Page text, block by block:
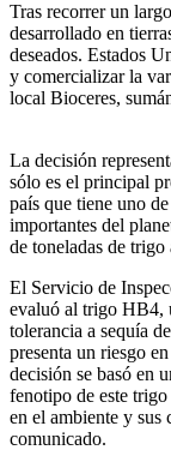
Tras recorrer un
desarrollado en
deseados. Estados
y comercializar la
local Bioceres,
La decisión
sólo es el principal
país que tiene uno
importantes del
de toneladas de trigo
El Servicio de
evaluó al trigo HB4,
tolerancia a sequía
presenta un riesgo
decisión se basó en
fenotipo de este
en el ambiente y sus
comunicado.